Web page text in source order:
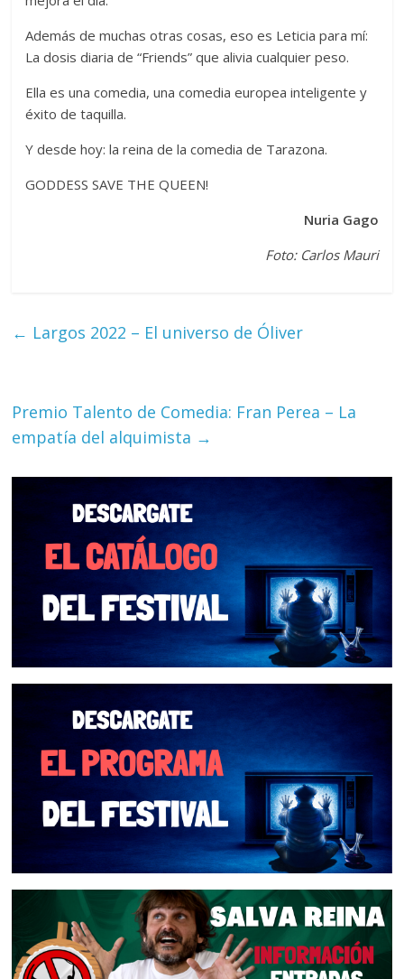
Además de muchas otras cosas, eso es Leticia para mí:
La dosis diaria de “Friends” que alivia cualquier peso.
Ella es una comedia, una comedia europea inteligente y
éxito de taquilla.
Y desde hoy: la reina de la comedia de Tarazona.
GODDESS SAVE THE QUEEN!
Nuria Gago
Foto: Carlos Mauri
← Largos 2022 – El universo de Óliver
Premio Talento de Comedia: Fran Perea – La
empatía del alquimista →